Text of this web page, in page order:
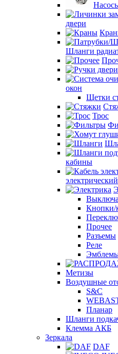
двери
Шланги
окон
Щетки
Трос
кабины
электрический
Кнопки/
Прочее
Разъемы
Реле
Метизы
Воздушные
S&C
Планар
Шланги
Клемма АКБ
Зеркала
DAF